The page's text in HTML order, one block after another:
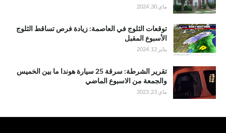
ماي 30, 2024
توقعات الثلوج في العاصمة: زيادة فرص تساقط الثلوج
الأسبوع المقبل
يناير 12, 2024
تقرير الشرطة: سرقة 25 سيارة هوندا ما بين الخميس
والجمعة من الاسبوع الماضي
ماي 23, 2023